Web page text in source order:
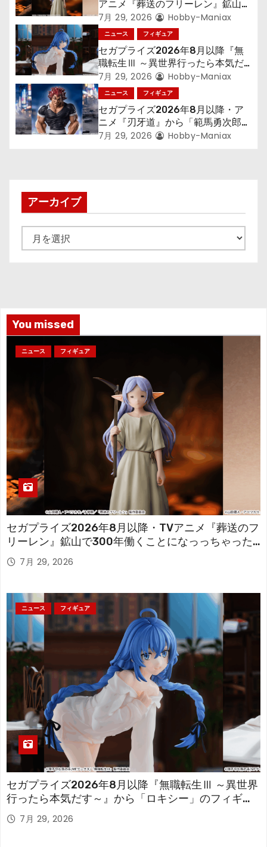
ョ
ン
アニメ『葬送のフリーレン』鉱山で
300年働くことになっっちゃった
「フリーレン」を立体化！
7月 29, 2026 Hobby-Maniax
ニュース フィギュア
セガプライズ2026年8月以降『無
職転生Ⅲ ～異世界行ったら本気だ
す～』から「ロキシー」のフィギュ
アが登場！
7月 29, 2026 Hobby-Maniax
ニュース フィギュア
セガプライズ2026年8月以降・ア
ニメ『刃牙道』から「範馬勇次郎」
が登場ッッ!!
7月 29, 2026 Hobby-Maniax
アーカイブ
ー
You missed
ニュース フィギュア
セガプライズ2026年8月以降・TVアニメ『葬送のフ
リーレン』鉱山で300年働くことになっっちゃった
「フリーレン」を立体化！
7月 29, 2026
ニュース フィギュア
セガプライズ2026年8月以降『無職転生Ⅲ ～異世界
行ったら本気だす～』から「ロキシー」のフィギュ
アが登場！
7月 29, 2026